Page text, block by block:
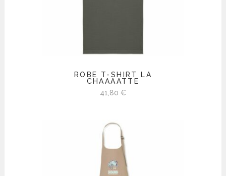
ROBE T-SHIRT LA
CHAAAATTE
41,80 €